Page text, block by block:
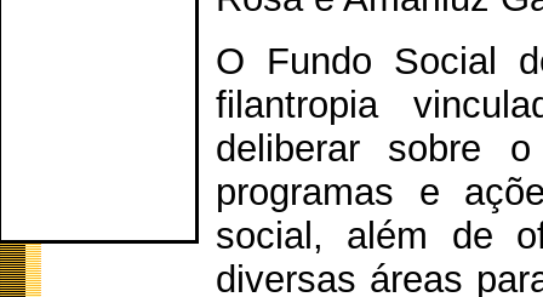
O Fundo Social
filantropia
deliberar sobre
programas e
social, além de
diversas áreas